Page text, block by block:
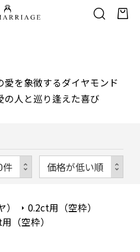
を象徴するダイヤモンド
の人と巡り逢えた喜び
0.2ct用（空枠）
（空枠）